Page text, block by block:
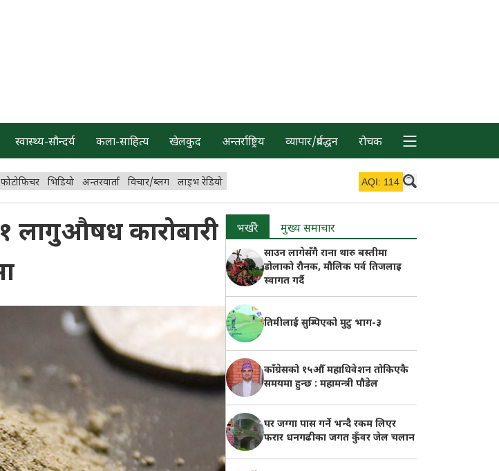
स्वास्थ्य-सौन्दर्य कला-साहित्य खेलकुद अन्तर्राष्ट्रिय व्यापार/प्रर्वद्धन रोचक
फोटोफिचर भिडियो अन्तरवार्ता विचार/ब्लग लाइभ रेडियो AQI: 114
लागुऔषध कारोबारी
भर्खरै मुख्य समाचार
साउन लागेसँगै राना थारु बस्तीमा
डोलाको रौनक, मौलिक पर्व तिजलाइ
स्वागत गर्दै
तिमीलाई सुम्पिएको मुटु भाग-३
काँग्रेसको १५औँ महाधिवेशन तोकिएकै
समयमा हुन्छ : महामन्त्री पौडेल
घर जग्गा पास गर्ने भन्दै रकम लिएर
फरार धनगढीका जगत कुँवर जेल चलान